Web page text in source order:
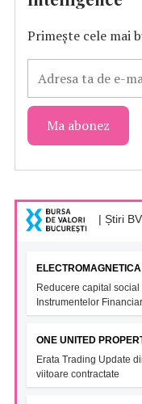
Primește cele mai
| Știri
Reducere capital
Instrumentelor
ONE UNITED
Erata Trading Update
viitoare contractate